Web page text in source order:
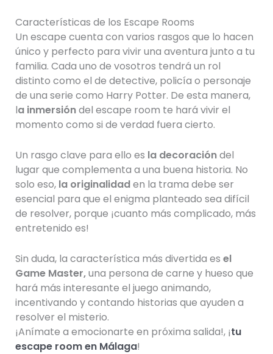
Características de los Escape Rooms
Un escape cuenta con varios rasgos que lo hacen
único y perfecto para vivir una aventura junto a tu
familia. Cada uno de vosotros tendrá un rol
distinto como el de detective, policía o personaje
de una serie como Harry Potter. De esta manera,
la inmersióndel escape room te hará vivir el
momento como si de verdad fuera cierto.
Un rasgo clave para ello es la decoracióndel
lugar que complementa a una buena historia. No
solo eso, la originalidaden la trama debe ser
esencial para que el enigma planteado sea difícil
de resolver, porque ¡cuanto más complicado, más
entretenido es!
Sin duda, la característica más divertida es el
Game Master,una persona de carne y hueso que
hará más interesante el juego animando,
incentivando y contando historias que ayuden a
resolver el misterio.
¡Anímate a emocionarte en próxima salida!, ¡tu
escape room en Málaga!